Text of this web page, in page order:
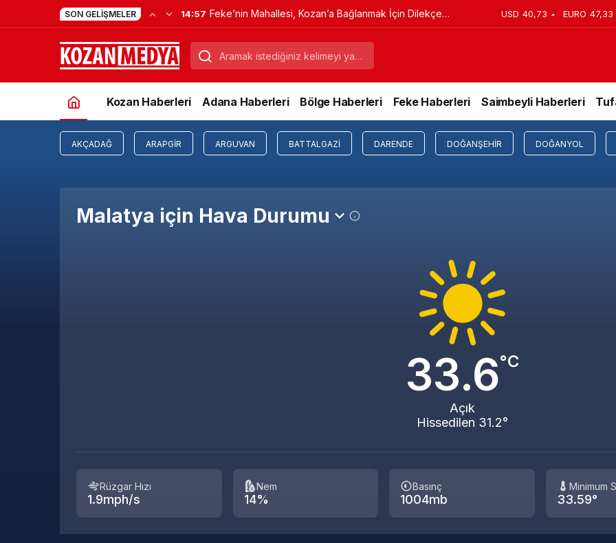
SON GELIŞMELER 14:57 Feke’nin Mahallesi, Kozan’a Bağlanmak İçin Dilekçe
Verdi
USD 40,73 EURO 47,33
Kozan Haberleri Adana Haberleri Bölge Haberleri Feke Haberleri Saimbeyli Haberleri
AKÇADAĞ ARAPGIR ARGUVAN BATTALGAZI DARENDE DOĞANŞEHIR DOĞANYOL
Malatya için Hava Durumu
33.6°C
Açık
Hissedilen 31.2°
Rüzgar Hızı
1.9mph/s
Nem
14%
Basınç
1004mb
Minimum
33.59°